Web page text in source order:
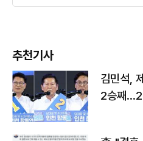
추천기사
김민석,
2승째…2